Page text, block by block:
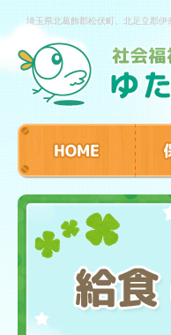
埼玉県北葛飾郡松伏町、北足立郡伊